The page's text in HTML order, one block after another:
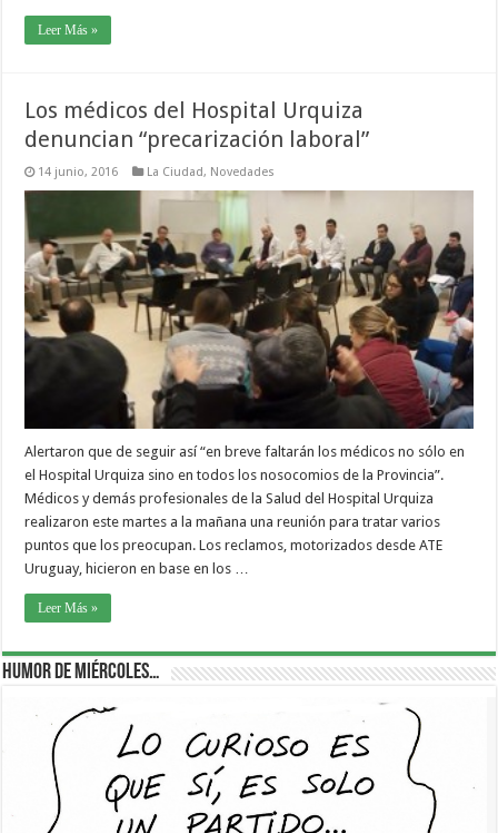
Leer Más »
Los médicos del Hospital Urquiza
denuncian “precarización laboral”
14 junio, 2016 La Ciudad, Novedades
Alertaron que de seguir así “en breve faltarán los médicos no sólo en
el Hospital Urquiza sino en todos los nosocomios de la Provincia”.
Médicos y demás profesionales de la Salud del Hospital Urquiza
realizaron este martes a la mañana una reunión para tratar varios
puntos que los preocupan. Los reclamos, motorizados desde ATE
Uruguay, hicieron en base en los …
Leer Más »
Humor de Miércoles…